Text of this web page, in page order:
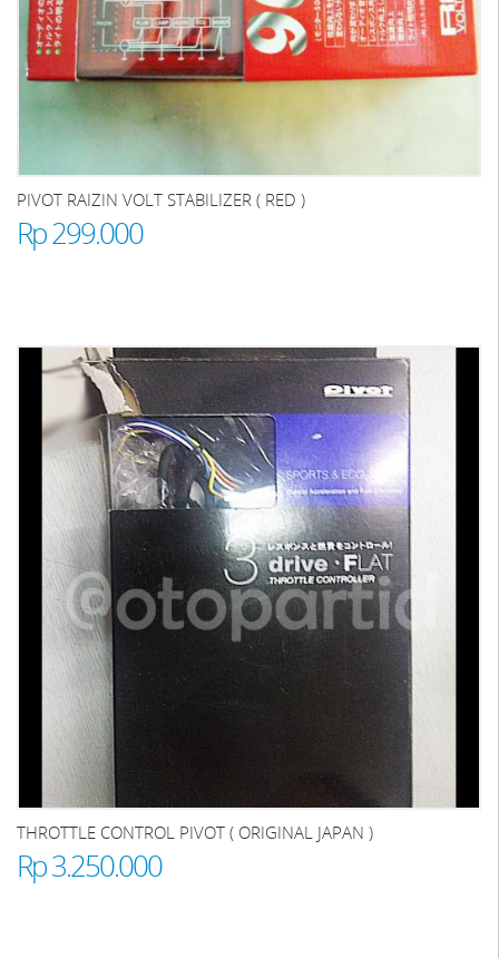
PIVOT RAIZIN VOLT STABILIZER ( RED )
Rp 299.000
THROTTLE CONTROL PIVOT ( ORIGINAL JAPAN )
Rp 3.250.000